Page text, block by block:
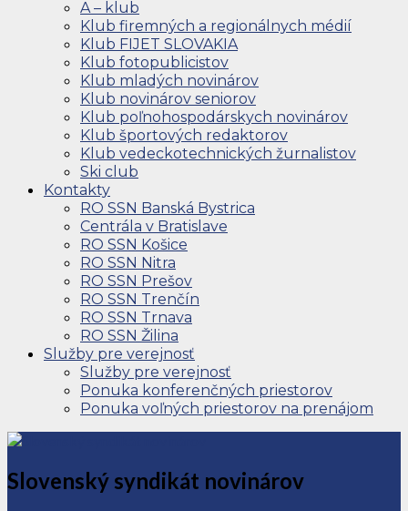
A – klub
Klub firemných a regionálnych médií
Klub FIJET SLOVAKIA
Klub fotopublicistov
Klub mladých novinárov
Klub novinárov seniorov
Klub poľnohospodárskych novinárov
Klub športových redaktorov
Klub vedeckotechnických žurnalistov
Ski club
Kontakty
RO SSN Banská Bystrica
Centrála v Bratislave
RO SSN Košice
RO SSN Nitra
RO SSN Prešov
RO SSN Trenčín
RO SSN Trnava
RO SSN Žilina
Služby pre verejnosť
Služby pre verejnosť
Ponuka konferenčných priestorov
Ponuka voľných priestorov na prenájom
Slovenský syndikát novinárov